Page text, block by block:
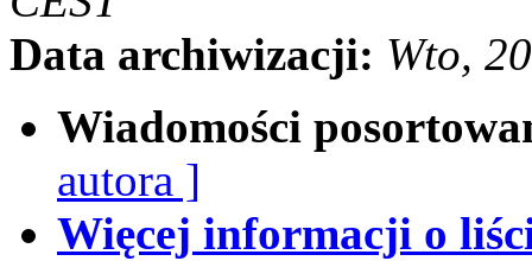
Data archiwizacji: Wto,
Wiadomości
autora ]
Więcej informacji o